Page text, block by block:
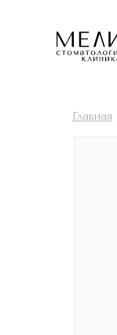
Главная